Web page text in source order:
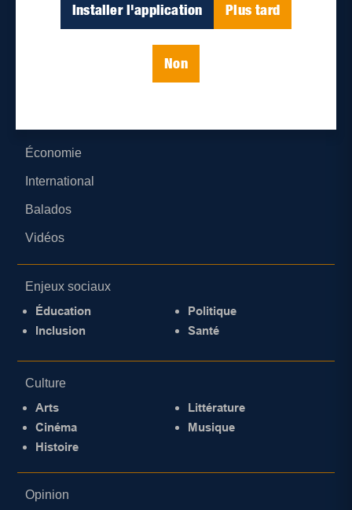
Installer l'application Plus tard
Non
Économie
International
Balados
Vidéos
Enjeux sociaux
Éducation
Inclusion
Politique
Santé
Culture
Arts
Cinéma
Histoire
Littérature
Musique
Opinion